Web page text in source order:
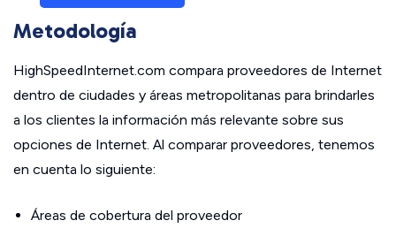
Metodología
HighSpeedInternet.com compara proveedores de Internet
dentro de ciudades y áreas metropolitanas para brindarles
a los clientes la información más relevante sobre sus
opciones de Internet. Al comparar proveedores, tenemos
en cuenta lo siguiente:
Áreas de cobertura del proveedor